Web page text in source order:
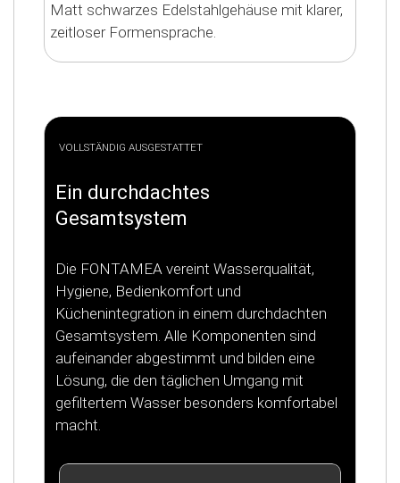
Matt schwarzes Edelstahlgehäuse mit klarer,
zeitloser Formensprache.
VOLLSTÄNDIG AUSGESTATTET
Ein durchdachtes
Gesamtsystem
Die FONTAMEA vereint Wasserqualität,
Hygiene, Bedienkomfort und
Küchenintegration in einem durchdachten
Gesamtsystem. Alle Komponenten sind
aufeinander abgestimmt und bilden eine
Lösung, die den täglichen Umgang mit
gefiltertem Wasser besonders komfortabel
macht.